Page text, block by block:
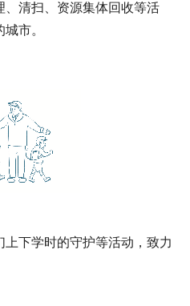
清扫、资源集体回收等活
市。
下学时的守护等活动，致力